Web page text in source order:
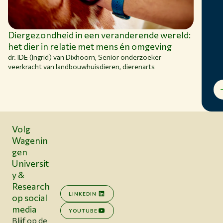
Diergezondheid in een veranderende wereld:
het dier in relatie met mens én omgeving
dr. IDE (Ingrid) van Dixhoorn, Senior onderzoeker
veerkracht van landbouwhuisdieren, dierenarts
Volg
Wagenin
gen
Universit
y &
Research
op social
media
Blijf op de
LINKEDIN
YOUTUBE